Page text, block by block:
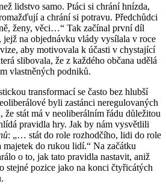
lidstvo samo. Ptáci si chrání hnízda,
a chrání si potravu. Předchůdci
ženy, věci…“ Tak začínal první díl
, jejž na objednávku vlády vysílala v roce
aby motivovala k účasti v chystající
slibovala, že z každého občana udělá
vlastněných podniků.
transformací se často bez hlubší
byli zastánci neregulovaných
že stát má v neoliberálním řádu důležitou
pravidla hry. Jak by nám vysvětlili
: „… stát do role rozhodčího, lidi do role
majetek do rukou lidí.“ Na začátku
o to, jak tato pravidla nastavit, aniž
stejné pozice jako na konci čtyřicátých